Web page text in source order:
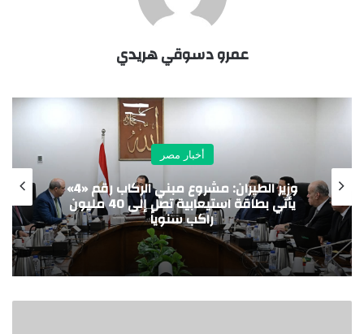
عمرو دسوقي هريدي
أخبار مصر
مدينة الدواء المصرية تستقبل “چبتو فارما”
ومجموعة باشا الجيبوتية تدشنان شراكة
استراتيجية لدعم الأمن الدوائي